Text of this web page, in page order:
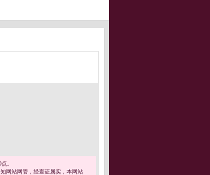
。
网站网管，经查证属实，本网站